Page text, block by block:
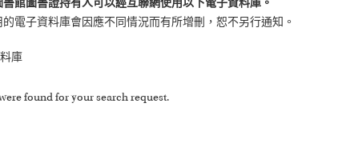
館圖書證持有人可以經互聯網使用以下電子資料庫。
電子資料庫會因應不同情況而有所增刪，恕不另行通知。
庫
found for your search request.